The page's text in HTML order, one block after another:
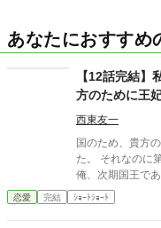
あなたにおすすめ
【12話完結
方のために王
れ、友人に裏
西東友一
国のため、貴方
た。 それなのに
俺、次期国王で
嬢のメリー・ア
て・・・
恋愛 完結 ｼｮｰﾄｼｮｰﾄ